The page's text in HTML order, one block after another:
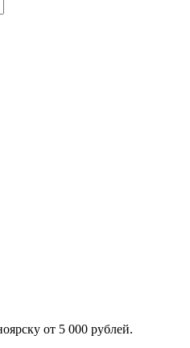
от 5 000 рублей.